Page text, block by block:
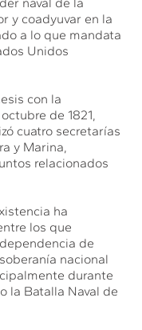
y coadyuvar en la
a lo que mandata
Unidos
con la
de 1821,
cuatro secretarías
y Marina,
relacionados
ha
los que
de
nacional
durante
la Batalla Naval de